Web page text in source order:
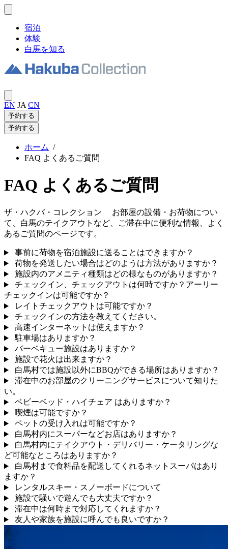
宿泊
体験
白馬を知る
EN JA CN
予約する
予約する
ホーム /
FAQ よくあるご質問
FAQ よくあるご質問
ザ・ハクバ・コレクション お部屋の設備・お荷物につい
て、白馬のテイクアウトなど、ご滞在中に便利な情報、よく
あるご質問のページです。
事前に荷物を宿泊施設に送ることはできますか？
荷物を発送したい場合はどのようは方法がありますか？
施設内のアメニティ種類はどの様なものがありますか？
チェックイン、チェックアウトは何時ですか？アーリー
チェックインは可能ですか？
レイトチェックアウトは可能ですか？
チェックインの方法を教えてください。
高速インターネットは使えますか？
駐車場はありますか？
バーベキュー施設はありますか？
施設で花火は出来ますか？
白馬村では施設以外にBBQができる場所はありますか？
滞在中のお部屋のクリーニングサービスについて知りた
い。
ベビーベッド・ハイチェア はありますか？
喫煙は可能ですか？
ペットの受け入れは可能ですか？
白馬村内にスーパーなどお店はありますか？
白馬村内にテイクアウト・デリバリー・ケータリングな
ど可能なところはありますか？
白馬村まで食料品を配送してくれるネットスーパはあり
ますか？
レンタルスキー・スノーボードについて
施設で騒いで遊んでも大丈夫ですか？
滞在中は何時まで対応してくれますか？
友人や家族を施設に呼んでも良いですか？